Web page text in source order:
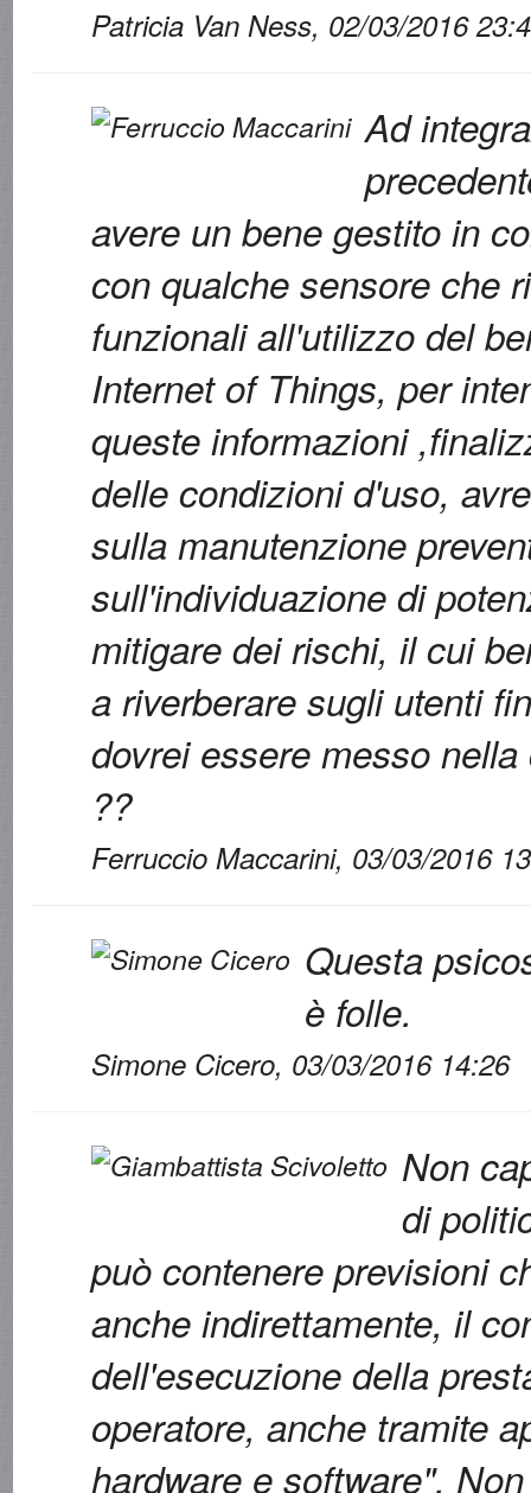
Patricia Van Ness, 02/03/2016
Ad
avere un bene gestito in
con qualche sensore che
funzionali all'utilizzo del
Internet of Things, per
queste informazioni
delle condizioni d'uso,
sulla manutenzione
sull'individuazione di
mitigare dei rischi, il cui
a riverberare sugli utenti
dovrei essere messo
??
Ferruccio Maccarini, 03/03/2016
Questa
è folle.
Simone Cicero, 03/03/2016 14:26
Non
di
può contenere previsioni
anche indirettamente, il
dell'esecuzione della
operatore, anche tramite
hardware e software".